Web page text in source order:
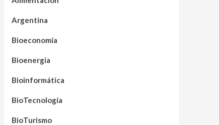
Argentina
Bioeconomía
Bioenergía
Bioinformática
BioTecnología
BioTurismo